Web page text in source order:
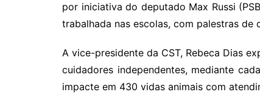
por iniciativa do deputado Max Russi
trabalhada nas escolas, com palestras de
A vice-presidente da CST, Rebeca Dias
cuidadores independentes, mediante
impacte em 430 vidas animais com